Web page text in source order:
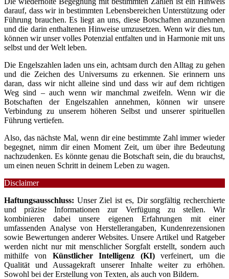
darauf, dass wir in bestimmten Lebensbereichen Unterstützung oder
Führung brauchen. Es liegt an uns, diese Botschaften anzunehmen
und die darin enthaltenen Hinweise umzusetzen. Wenn wir dies tun,
können wir unser volles Potenzial entfalten und in Harmonie mit uns
selbst und der Welt leben.
Die Engelszahlen laden uns ein, achtsam durch den Alltag zu gehen
und die Zeichen des Universums zu erkennen. Sie erinnern uns
daran, dass wir nicht alleine sind und dass wir auf dem richtigen
Weg sind – auch wenn wir manchmal zweifeln. Wenn wir die
Botschaften der Engelszahlen annehmen, können wir unsere
Verbindung zu unserem höheren Selbst und unserer spirituellen
Führung vertiefen.
Also, das nächste Mal, wenn dir eine bestimmte Zahl immer wieder
begegnet, nimm dir einen Moment Zeit, um über ihre Bedeutung
nachzudenken. Es könnte genau die Botschaft sein, die du brauchst,
um einen neuen Schritt in deinem Leben zu wagen.
Disclaimer
Haftungsausschluss: Unser Ziel ist es, Dir sorgfältig recherchierte
und präzise Informationen zur Verfügung zu stellen. Wir
kombinieren dabei unsere eigenen Erfahrungen mit einer
umfassenden Analyse von Herstellerangaben, Kundenrezensionen
sowie Bewertungen anderer Websites. Unsere Artikel und Ratgeber
werden nicht nur mit menschlicher Sorgfalt erstellt, sondern auch
mithilfe von Künstlicher Intelligenz (KI)verfeinert, um die
Qualität und Aussagekraft unserer Inhalte weiter zu erhöhen.
Sowohl bei der Erstellung von Texten, als auch von Bildern.